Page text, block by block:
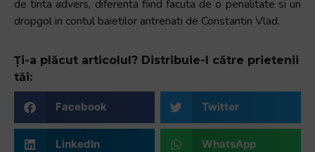
de tinta advers, diferenta fiind facuta de o penalitate si un
dropgol in contul baietilor antrenati de Constantin Vlad.
Ți-a plăcut articolul? Distribuie-l către prietenii
tăi:
Facebook Twitter
LinkedIn WhatsApp